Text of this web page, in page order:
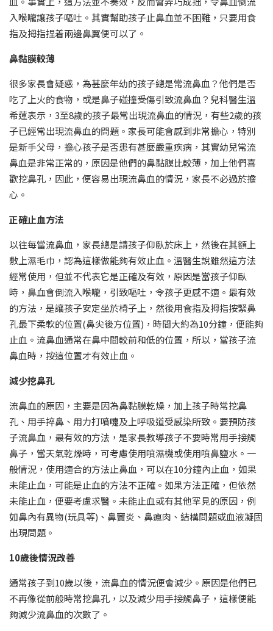
入喉嚨讓孩子嘔吐。其實幫助孩子止鼻血並不困難，只要用食
指及拇指捏着兩邊鼻翼便可以了。
鼻黏膜較薄
很多家長會疑惑，為甚麼年幼的孩子總是常流鼻血？他們是否
吃了上火的食物，或是鼻子碰撞受傷引致流鼻血？兒科醫生溫
希蓮表示，3至8歲的孩子最常出現流鼻血的情況，有些2歲的孩
子已經常出現流鼻血的問題。家長可能會感到非常擔心，特別
是新手父母，擔心孩子是否患有甚麼嚴重疾病，其實幼兒常流
鼻血是非常正常的，原因是他們的鼻黏膜比較薄，加上他們喜
歡挖鼻孔，因此，便容易出現流鼻血的情況，家長不必過於擔
心。
正確止血方法
以往每當流鼻血，家長總是請孩子仰臥於床上，然後在其額上
敷上濕毛巾，認為這樣做能夠有效止血。溫醫生說雖然這方法
經常使用，但並不代表它是正確及有效，原因是當孩子仰臥
時，鼻血會倒流入喉嚨，引致嘔吐，令孩子更感不適。最有效
的方法，是讓孩子安定坐於椅子上，然後用食指及拇指按緊鼻
孔最下柔軟的位置(鼻尖後方位置)，時間大約為10分鐘，便能夠
止血。流鼻血通常在鼻中間較前和低的位置，所以，當孩子流
鼻血時，按這位置才有效止血。
減少挖鼻孔
流鼻血的原因，主要是因為鼻黏膜乾燥，加上孩子時常挖鼻
孔、用手捽鼻、用力打噴嚏及上呼吸道受感染所致。要預防孩
子流鼻血，最有效的方法，是家長教導孩子不要時常用手接觸
鼻子，當天氣乾燥時，可考慮使用噴濕機或使用噴鼻鹽水。一
般情況，使用適合的方法止鼻血，可以在10分鐘內止血，如果
未能止血，可能是止血的方法不正確。如果方法正確，但依然
未能止血，便要考慮求醫。未能止血或有其他罕見的原因，例
如鼻內有異物(玩具等)、鼻竇炎、鼻瘜肉、結構問題或血液凝固
出現問題。
10歲後情況改善
通常孩子到10歲以後，流鼻血的情況便會減少。原因是他們已
不再像從前般時常挖鼻孔，以及減少用手接觸鼻子，這樣便能
夠減少流鼻血的次數了。